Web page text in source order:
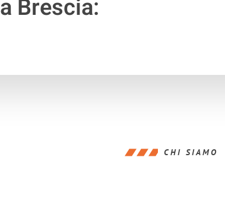
a Brescia:
CHI SIAMO